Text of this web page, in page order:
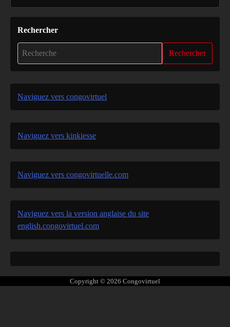
Rechercher
Rechercher
Naviguez vers congovirtuel
Naviguez vers kinkiesse
Naviguez vers congovirtuelle.com
Naviguez vers la version anglaise du site
english.congovirtuel.com
Copyright © 2026 Congovirtuel